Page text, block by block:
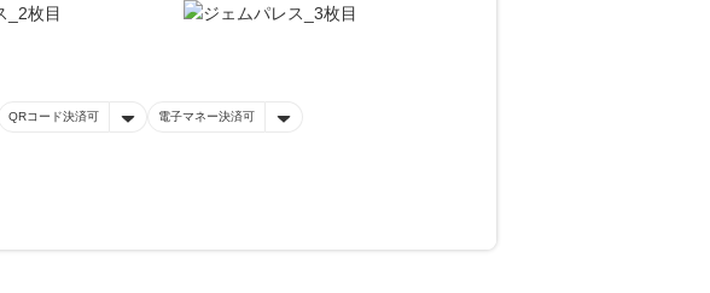
QRコード決済可 電子マネー決済可